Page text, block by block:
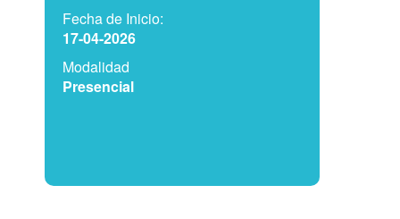
Fecha de Inicio:
17-04-2026
Modalidad
Presencial